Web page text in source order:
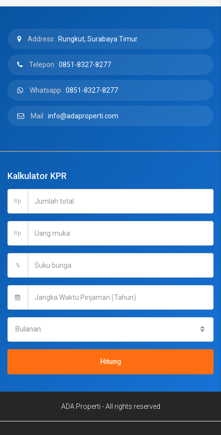
Address : Rungkut, Surabaya Timur
Telepon : 0851-8327-8277
Whatsapp : 0851-8327-8277
Mail : info@adaproperti.com
Kalkulator KPR
Rp
Rp
%
Bulanan
Hitung
ADA Properti - All rights reserved